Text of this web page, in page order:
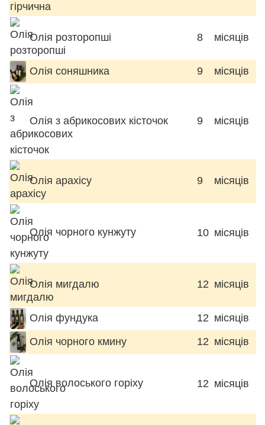
Олія розторопші 8 місяців
Олія соняшника 9 місяців
Олія з абрикосових кісточок 9 місяців
Олія арахісу 9 місяців
Олія чорного кунжуту 10 місяців
Олія мигдалю 12 місяців
Олія фундука 12 місяців
Олія чорного кмину
12 місяців
Олія волоського горіху 12 місяців